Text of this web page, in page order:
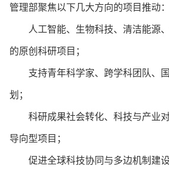
管理部聚焦以下几大方向的项目推动：
人工智能、生物科技、清洁能源
的原创科研项目；
支持青年科学家、跨学科团队、
划；
科研成果社会转化、科技与产业
导向型项目；
促进全球科技协同与多边机制建